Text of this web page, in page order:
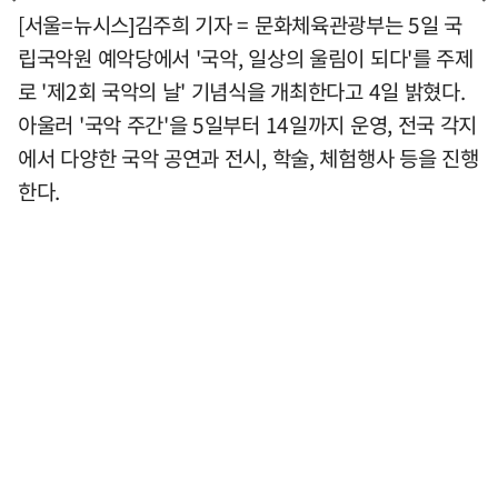
[서울=뉴시스]김주희 기자 = 문화체육관광부는 5일 국
립국악원 예악당에서 '국악, 일상의 울림이 되다'를 주제
로 '제2회 국악의 날' 기념식을 개최한다고 4일 밝혔다.
아울러 '국악 주간'을 5일부터 14일까지 운영, 전국 각지
에서 다양한 국악 공연과 전시, 학술, 체험행사 등을 진행
한다.